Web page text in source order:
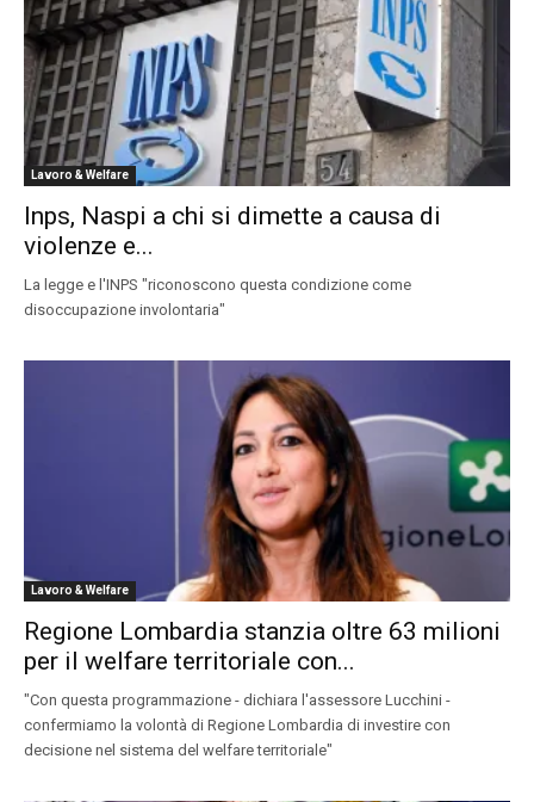
Lavoro & Welfare
Inps, Naspi a chi si dimette a causa di
violenze e...
La legge e l'INPS "riconoscono questa condizione come
disoccupazione involontaria"
Lavoro & Welfare
Regione Lombardia stanzia oltre 63 milioni
per il welfare territoriale con...
"Con questa programmazione - dichiara l'assessore Lucchini -
confermiamo la volontà di Regione Lombardia di investire con
decisione nel sistema del welfare territoriale"